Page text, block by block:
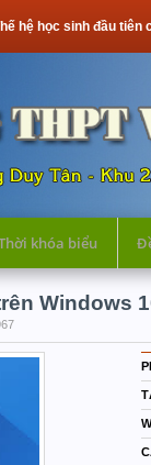
hệ học sinh đầu tiên
khóa biểu
Windows